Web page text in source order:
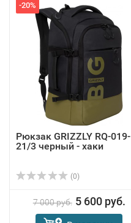
-20%
Рюкзак GRIZZLY RQ-019-
21/3 черный - хаки
(0)
7 000 руб. 5 600 руб.